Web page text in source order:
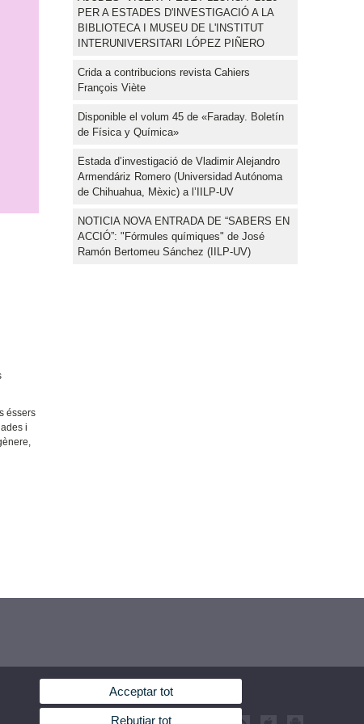
éssers
i
PER A ESTADES D'INVESTIGACIÓ A LA
BIBLIOTECA I MUSEU DE L'INSTITUT
INTERUNIVERSITARI LÓPEZ PIÑERO
Crida a contribucions revista Cahiers
François Viète
Disponible el volum 45 de «Faraday. Boletín
de Física y Química»
Estada d’investigació de Vladimir Alejandro
Armendáriz Romero (Universidad Autónoma
de Chihuahua, Mèxic) a l’IILP-UV
NOTICIA NOVA ENTRADA DE “SABERS EN
ACCIÓ”: "Fórmules químiques" de José
Ramón Bertomeu Sánchez (IILP-UV)
Acceptar tot
Rebutjar tot